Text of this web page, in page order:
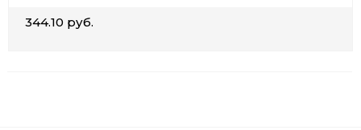
344.10 руб.